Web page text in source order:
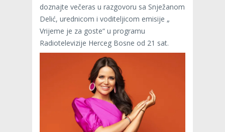
doznajte večeras u razgovoru sa Snježanom
Delić, urednicom i voditeljicom emisije „
Vrijeme je za goste“ u programu
Radiotelevizije Herceg Bosne od 21 sat.